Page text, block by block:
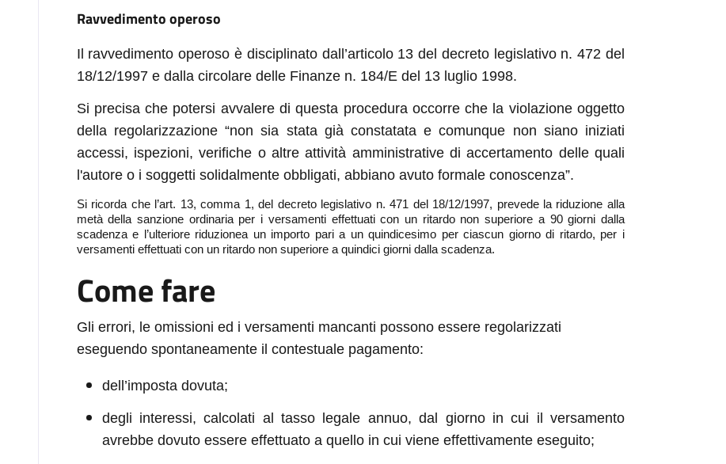
Ravvedimento operoso
Il ravvedimento operoso è disciplinato dall’articolo 13 del decreto legislativo n. 472 del
18/12/1997 e dalla circolare delle Finanze n. 184/E del 13 luglio 1998.
Si precisa che potersi avvalere di questa procedura occorre che la violazione oggetto
della regolarizzazione “non sia stata già constatata e comunque non siano iniziati
accessi, ispezioni, verifiche o altre attività amministrative di accertamento delle quali
l'autore o i soggetti solidalmente obbligati, abbiano avuto formale conoscenza”.
Si ricorda che l’art. 13, comma 1, del decreto legislativo n. 471 del 18/12/1997, prevede la riduzione alla
metà della sanzione ordinaria per i versamenti effettuati con un ritardo non superiore a 90 giorni dalla
scadenza e l’ulteriore riduzionea un importo pari a un quindicesimo per ciascun giorno di ritardo, per i
versamenti effettuati con un ritardo non superiore a quindici giorni dalla scadenza.
Come fare
Gli errori, le omissioni ed i versamenti mancanti possono essere regolarizzati
eseguendo spontaneamente il contestuale pagamento:
dell’imposta dovuta;
degli interessi, calcolati al tasso legale annuo, dal giorno in cui il versamento
avrebbe dovuto essere effettuato a quello in cui viene effettivamente eseguito;